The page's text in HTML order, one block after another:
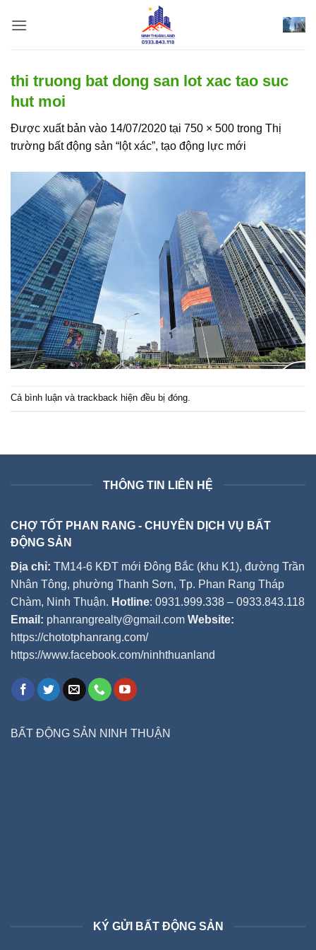
qua
thi truong bat dong san lot xac tao suc
hut moi
Được xuất bản vào 14/07/2020 tại 750 × 500 trong Thị
trường bất động sản “lột xác”, tạo động lực mới
Cả bình luận và trackback hiện đều bị đóng.
THÔNG TIN LIÊN HỆ
CHỢ TỐT PHAN RANG - CHUYÊN DỊCH VỤ BẤT
ĐỘNG SẢN
Địa chỉ: TM14-6 KĐT mới Đông Bắc (khu K1), đường Trần
Nhân Tông, phường Thanh Sơn, Tp. Phan Rang Tháp
Chàm, Ninh Thuận. Hotline: 0931.999.338 – 0933.843.118
Email: phanrangrealty@gmail.com Website:
https://chototphanrang.com/
https://www.facebook.com/ninhthuanland
BẤT ĐỘNG SẢN NINH THUẬN
KÝ GỬI BẤT ĐỘNG SẢN